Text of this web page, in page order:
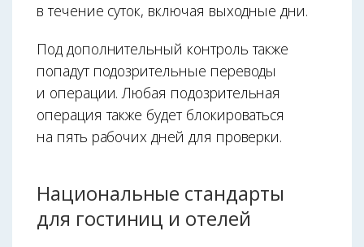
в течение суток, включая выходные дни.
Под дополнительный контроль также
попадут подозрительные переводы
и операции. Любая подозрительная
операция также будет блокироваться
на пять рабочих дней для проверки.
Национальные стандарты
для гостиниц и отелей